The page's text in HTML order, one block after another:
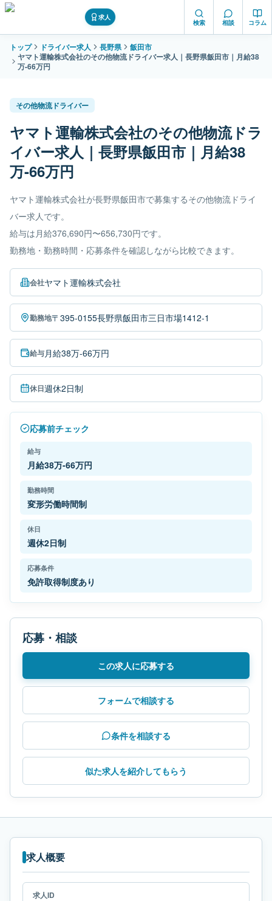
求人
検索 相談 コラム
トップ ドライバー求人 長野県
飯田市
ヤマト運輸株式会社のその他物流ドライバー求人｜長野県飯田市｜月給38
万-66万円
その他物流ドライバー
ヤマト運輸株式会社のその他物流ドラ
イバー求人｜長野県飯田市｜月給38
万-66万円
ヤマト運輸株式会社が長野県飯田市で募集するその他物流ドライ
バー求人です。
給与は月給376,690円〜656,730円です。
勤務地・勤務時間・応募条件を確認しながら比較できます。
会社ヤマト運輸株式会社
勤務地〒395-0155長野県飯田市三日市場1412-1
給与月給38万-66万円
休日週休2日制
応募前チェック
給与
月給38万-66万円
勤務時間
変形労働時間制
休日
週休2日制
応募条件
免許取得制度あり
応募・相談
この求人に応募する
フォームで相談する
条件を相談する
似た求人を紹介してもらう
求人概要
求人ID